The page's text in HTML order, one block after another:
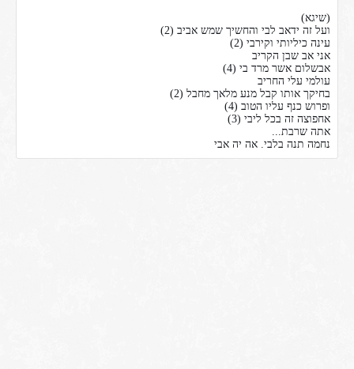
(שיגא)
ועל זה ידאב לבי והחשיך שמש אביב (2)
עינה כיליותי וקירבי (2)
אני אב שבן הקריב
אבשלום אשר מרד בי (4)
עולמי עלי החריב
בחיקך אותו קבל מנע מלאך מחבל (2)
ופרוש כנף עליו הטוב (4)
אחפוצה זה בכל ליבי (3)
אתה שרבת...
נחמה תנה בלבי. אה יה אבי